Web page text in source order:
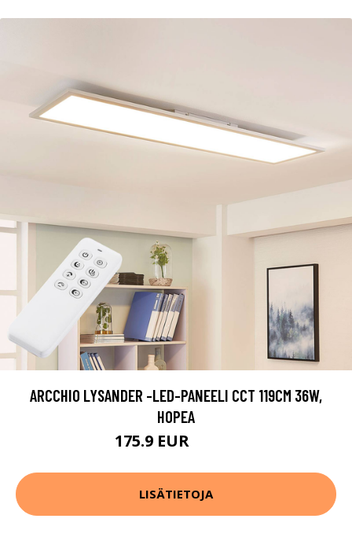
ARCCHIO LYSANDER -LED-PANEELI CCT 119CM 36W,
HOPEA
175.9 EUR
LISÄTIETOJA